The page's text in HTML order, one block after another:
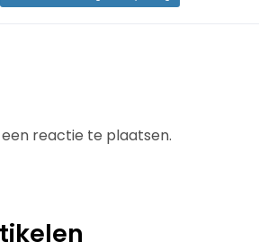
reactie te plaatsen.